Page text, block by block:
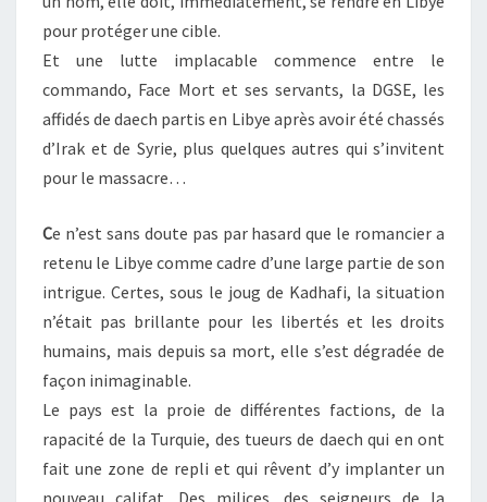
pour protéger une cible.
Et une lutte implacable commence entre le
commando, Face Mort et ses servants, la DGSE, les
affidés de daech partis en Libye après avoir été chassés
d’Irak et de Syrie, plus quelques autres qui s’invitent
pour le massacre…
Ce n’est sans doute pas par hasard que le romancier a
retenu le Libye comme cadre d’une large partie de son
intrigue. Certes, sous le joug de Kadhafi, la situation
n’était pas brillante pour les libertés et les droits
humains, mais depuis sa mort, elle s’est dégradée de
façon inimaginable.
Le pays est la proie de différentes factions, de la
rapacité de la Turquie, des tueurs de daech qui en ont
fait une zone de repli et qui rêvent d’y implanter un
nouveau califat. Des milices, des seigneurs de la